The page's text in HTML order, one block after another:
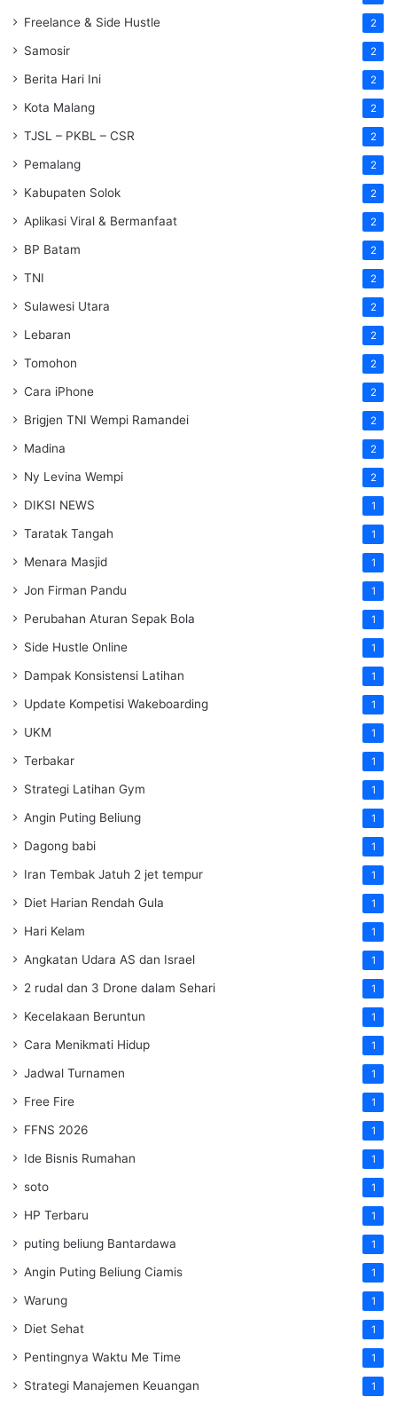
Freelance & Side Hustle 2
Samosir 2
Berita Hari Ini 2
Kota Malang 2
TJSL – PKBL – CSR 2
Pemalang 2
Kabupaten Solok 2
Aplikasi Viral & Bermanfaat 2
BP Batam 2
TNI 2
Sulawesi Utara 2
Lebaran 2
Tomohon 2
Cara iPhone 2
Brigjen TNI Wempi Ramandei 2
Madina 2
Ny Levina Wempi 2
DIKSI NEWS 1
Taratak Tangah 1
Menara Masjid 1
Jon Firman Pandu 1
Perubahan Aturan Sepak Bola 1
Side Hustle Online 1
Dampak Konsistensi Latihan 1
Update Kompetisi Wakeboarding 1
UKM 1
Terbakar 1
Strategi Latihan Gym 1
Angin Puting Beliung 1
Dagong babi 1
Iran Tembak Jatuh 2 jet tempur 1
Diet Harian Rendah Gula 1
Hari Kelam 1
Angkatan Udara AS dan Israel 1
2 rudal dan 3 Drone dalam Sehari 1
Kecelakaan Beruntun 1
Cara Menikmati Hidup 1
Jadwal Turnamen 1
Free Fire 1
FFNS 2026 1
Ide Bisnis Rumahan 1
soto 1
HP Terbaru 1
puting beliung Bantardawa 1
Angin Puting Beliung Ciamis 1
Warung 1
Diet Sehat 1
Pentingnya Waktu Me Time 1
Strategi Manajemen Keuangan 1